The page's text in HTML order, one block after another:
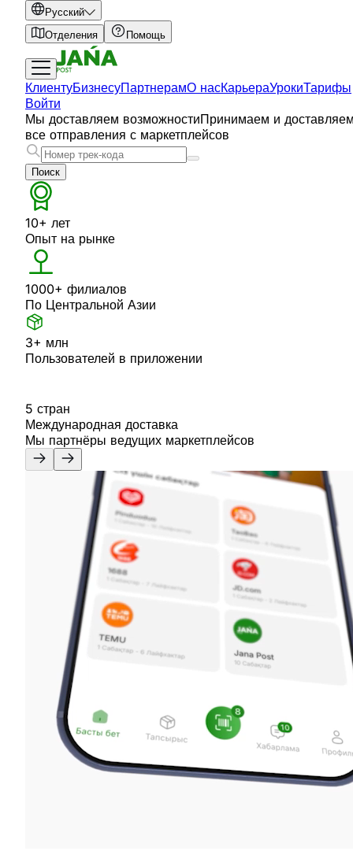
Русский
Отделения
Помощь
КлиентуБизнесуПартнерамО насКарьераУрокиТарифы
Войти
Мы доставляем возможностиПринимаем и
все отправления с маркетплейсов
Поиск
10+ лет
Опыт на рынке
1000+ филиалов
По Центральной Азии
3+ млн
Пользователей в приложении
5 стран
Международная доставка
Мы партнёры ведущих маркетплейсов